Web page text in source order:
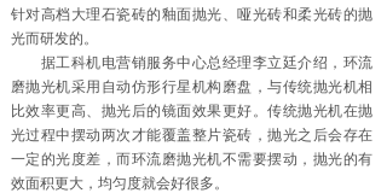
针对高档大理石瓷砖的釉面抛光、哑光砖和柔光砖的抛
光而研发的。
据工科机电营销服务中心总经理李立廷介绍，环流
磨抛光机采用自动仿形行星机构磨盘，与传统抛光机相
比效率更高、抛光后的镜面效果更好。传统抛光机在抛
光过程中摆动两次才能覆盖整片瓷砖，抛光之后会存在
一定的光度差，而环流磨抛光机不需要摆动，抛光的有
效面积更大，均匀度就会好很多。